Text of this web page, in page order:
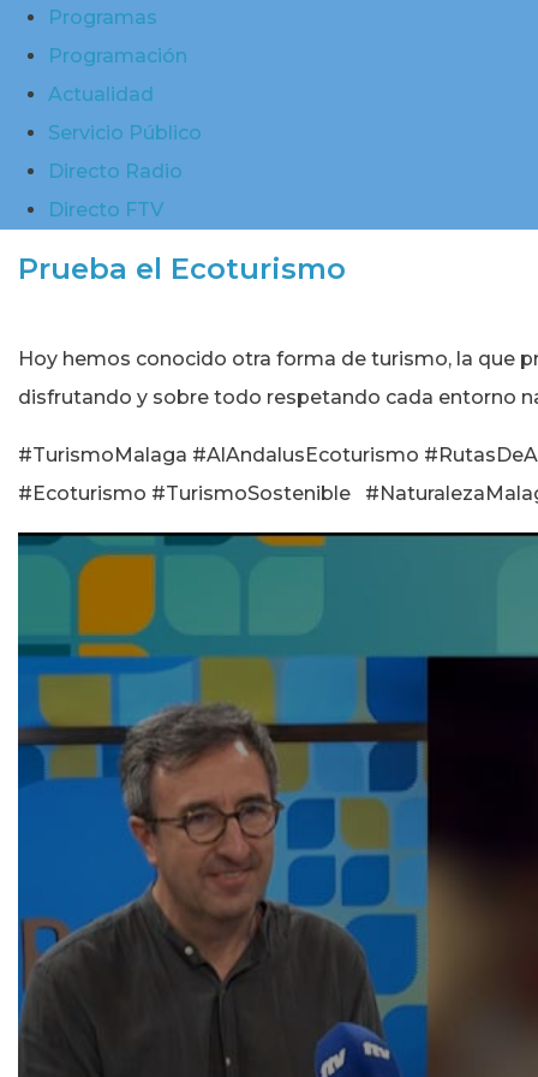
Programas
Programación
Actualidad
Servicio Público
Directo Radio
Directo FTV
Prueba el Ecoturismo
Hoy hemos conocido otra forma de turismo, la que
disfrutando y sobre todo respetando cada entorno
#TurismoMalaga #AlAndalusEcoturismo
#Ecoturismo #TurismoSostenible